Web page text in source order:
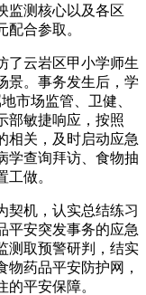
监测核心以及各区
配合参取。
云岩区甲小学师生
景。事务发生后，学
市场监管、卫健、
部敏捷响应，按照
相关，及时启动应急
学查询拜访、食物抽
做。
机，认实总结练习
平安突发事务的应急
测取预警研判，结实
药品平安防护网，
平安保障。